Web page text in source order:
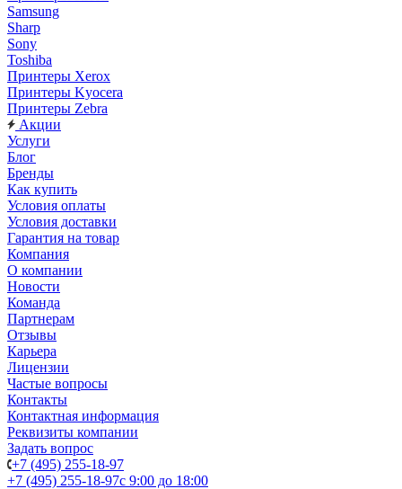
Samsung
Sharp
Sony
Toshiba
Принтеры Xerox
Принтеры Kyocera
Принтеры Zebra
Акции
Услуги
Блог
Бренды
Как купить
Условия оплаты
Условия доставки
Гарантия на товар
Компания
О компании
Новости
Команда
Партнерам
Отзывы
Карьера
Лицензии
Частые вопросы
Контакты
Контактная информация
Реквизиты компании
Задать вопрос
+7 (495) 255-18-97
+7 (495) 255-18-97с 9:00 до 18:00